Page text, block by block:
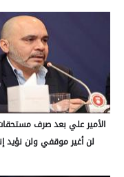
الأمير علي بعد صرف
لن أغير موقفي ولن نؤيد